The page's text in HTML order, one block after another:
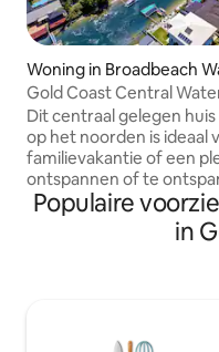
Woning in Broadbeach
rs
Gold Coast Central
met zwembad
Dit centraal gelegen
op het noorden is ideaal
familievakantie of een
ontspannen of te
woonruimte die
buitenruimte in de open
uitzicht op de waterweg
Beach, Star Casino, Gold
Populaire
in